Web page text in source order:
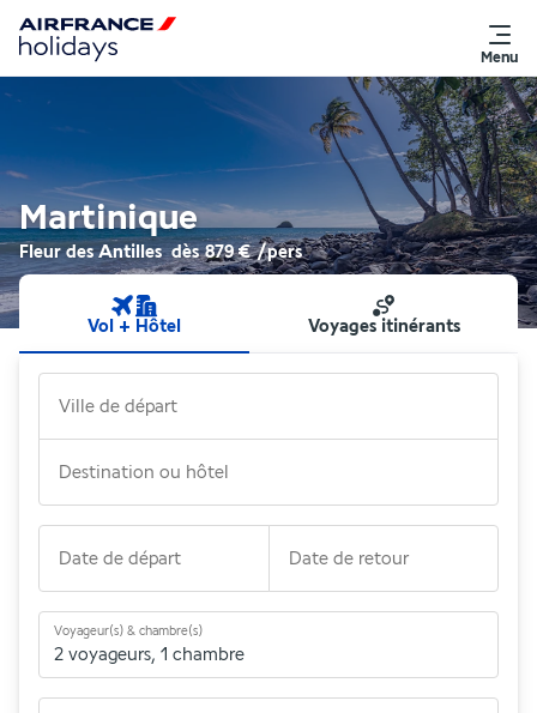
Menu
Martinique
Fleur des Antilles dès 879 € /pers
Vol + Hôtel Voyages itinérants
Ville de départ
Destination ou hôtel
Date de départ Date de retour
Voyageur(s) & chambre(s)
2 voyageurs, 1 chambre